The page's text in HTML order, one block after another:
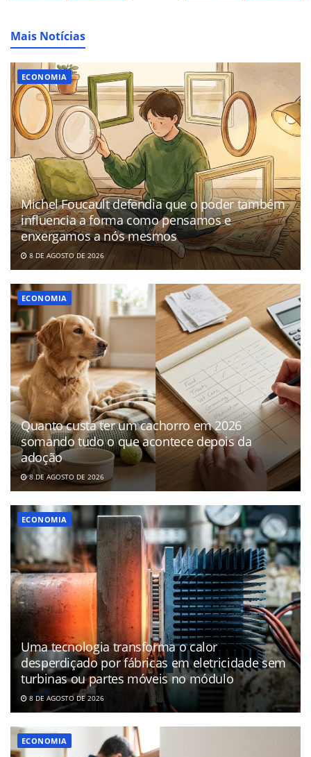
Mais Notícias
ECONOMIA
Michel Foucault defendia que o poder também
influencia a forma como pensamos e
enxergamos a nós mesmos
8 DE AGOSTO DE 2026
ECONOMIA
Quanto custa ter um cachorro em 2026
somando tudo o que acontece depois da
adoção
8 DE AGOSTO DE 2026
ECONOMIA
Uma tecnologia transforma o calor
desperdiçado por fábricas em eletricidade sem
turbinas ou partes móveis no módulo
8 DE AGOSTO DE 2026
ECONOMIA